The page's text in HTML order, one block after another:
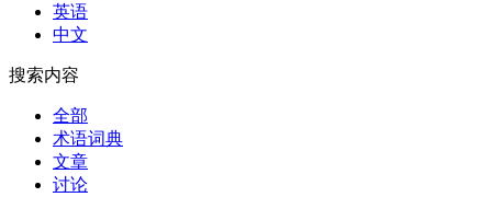
英语
中文
搜索内容
全部
术语词典
文章
讨论